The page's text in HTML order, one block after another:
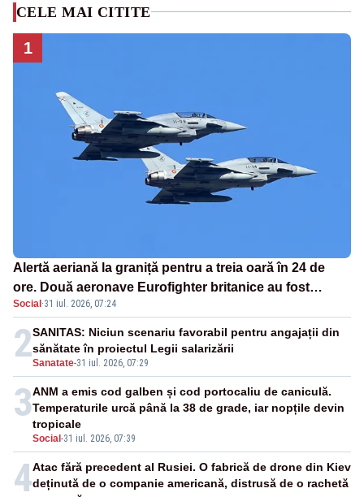
CELE MAI CITITE
1
Alertă aeriană la graniță pentru a treia oară în 24 de
ore. Două aeronave Eurofighter britanice au fost
ridicate de la sol
Social ·31 iul. 2026, 07:24
2Sanatate-31 iul. 2026, 07:29
SANITAS: Niciun scenariu favorabil pentru angajații din
sănătate în proiectul Legii salarizării
3
Social -31 iul. 2026, 07:39
ANM a emis cod galben și cod portocaliu de caniculă.
Temperaturile urcă până la 38 de grade, iar nopțile devin
tropicale
4Atac fără precedent al Rusiei. O fabrică de drone din Kiev
deținută de o companie americană, distrusă de o rachetă